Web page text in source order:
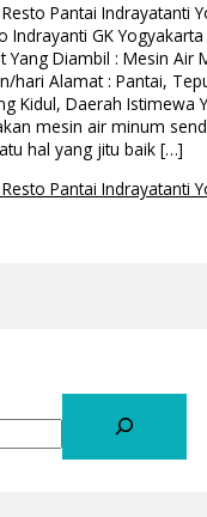
Pantai Indrayatanti
Indrayanti GK
Yang Diambil : Mesin Air
hari Alamat : Pantai,
Kidul, Daerah Istimewa
mesin air minum
hal yang jitu baik […]
Pantai Indrayatanti